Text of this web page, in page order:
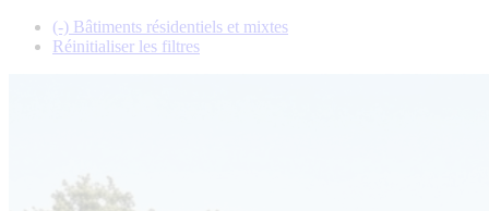
(-) Bâtiments résidentiels et mixtes
Réinitialiser les filtres